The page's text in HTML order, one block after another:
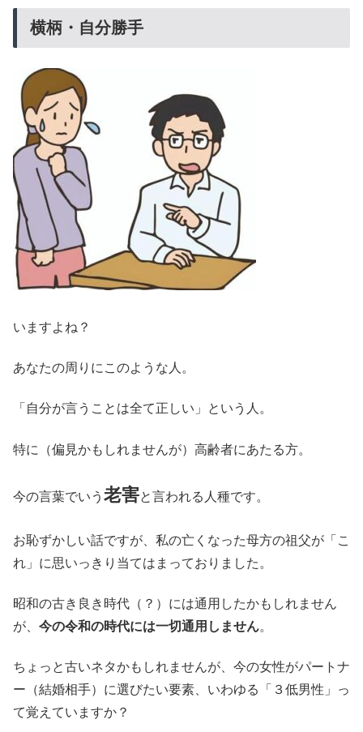
横柄・自分勝手
いますよね？
あなたの周りにこのような人。
「自分が言うことは全て正しい」という人。
特に（偏見かもしれませんが）高齢者にあたる方。
今の言葉でいう 老害と言われる人種です。
お恥ずかしい話ですが、私の亡くなった母方の祖父が「こ
れ」に思いっきり当てはまっておりました。
昭和の古き良き時代（？）には通用したかもしれません
が、 今の令和の時代には一切通用しません。
ちょっと古いネタかもしれませんが、今の女性がパートナ
ー（結婚相手）に選びたい要素、いわゆる「３低男性」っ
て覚えていますか？